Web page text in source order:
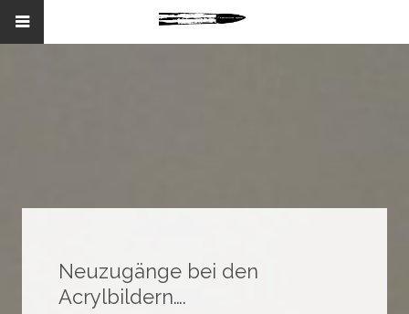
Neuzugänge bei den
Acrylbildern….